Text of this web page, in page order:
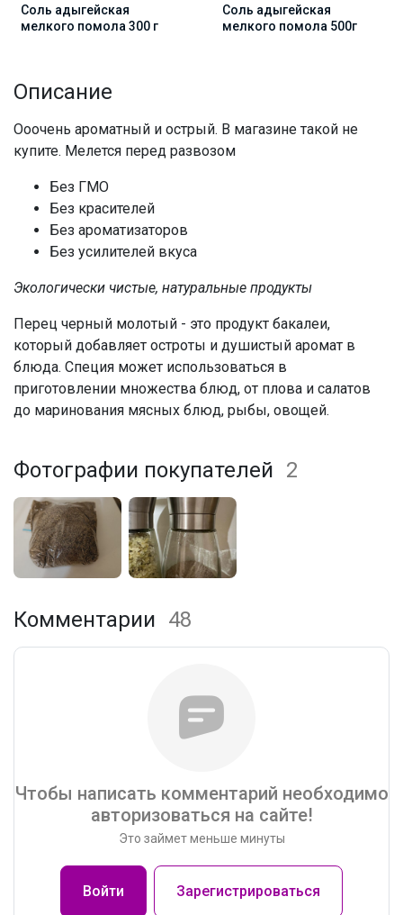
Соль адыгейская
мелкого помола 300 г
Соль адыгейская
мелкого помола 500г
Описание
Ооочень ароматный и острый. В магазине такой не
купите. Мелется перед развозом
Без ГМО
Без красителей
Без ароматизаторов
Без усилителей вкуса
Экологически чистые, натуральные продукты
Перец черный молотый - это продукт бакалеи,
который добавляет остроты и душистый аромат в
блюда. Специя может использоваться в
приготовлении множества блюд, от плова и салатов
до маринования мясных блюд, рыбы, овощей.
Фотографии покупателей 2
Комментарии 48
Чтобы написать комментарий необходимо
авторизоваться на сайте!
Это займет меньше минуты
Войти Зарегистрироваться